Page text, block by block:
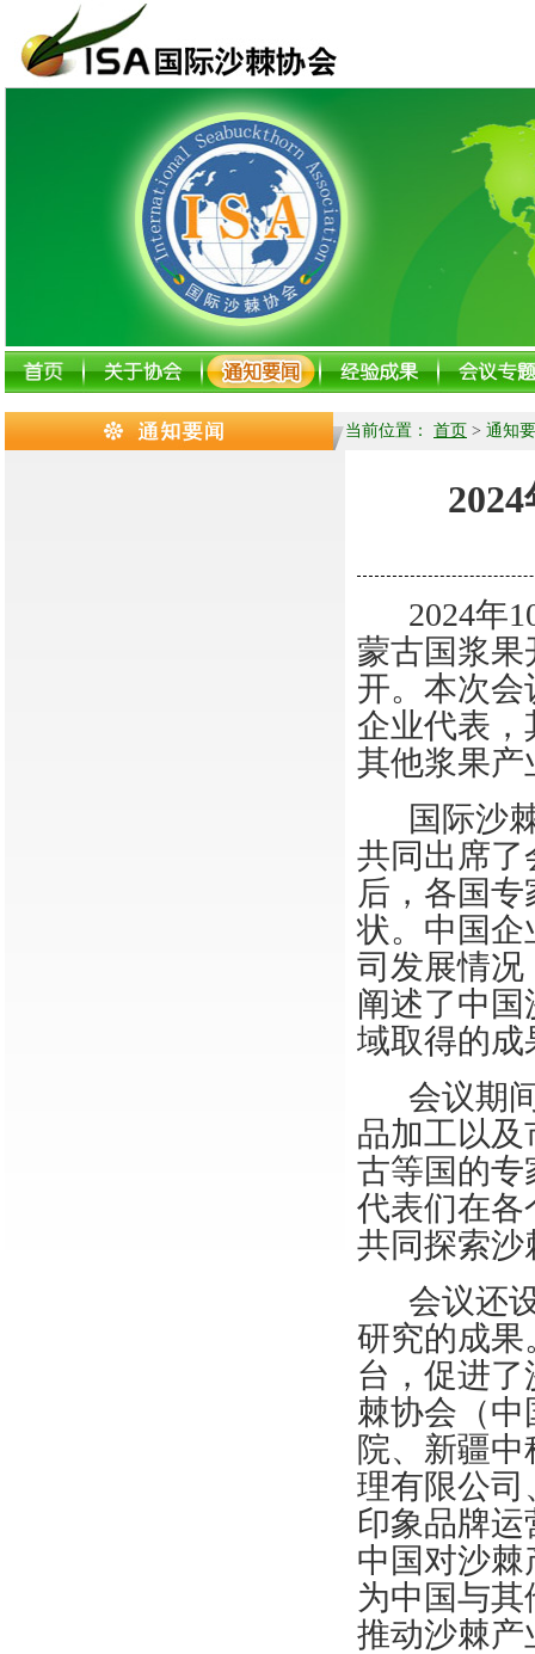
当前位置： 首页 > 通知
2024年
蒙古国浆果
开。本次
企业代表，
其他浆果产
国际沙
共同出席了
后，各国
状。中国企
司发展情况
阐述了中
域取得的成
会议期
品加工以
古等国的专
代表们在各
共同探索沙
会议还
研究的成果
台，促进
棘协会（
院、新疆
理有限公司
印象品牌
中国对沙
为中国与
推动沙棘产